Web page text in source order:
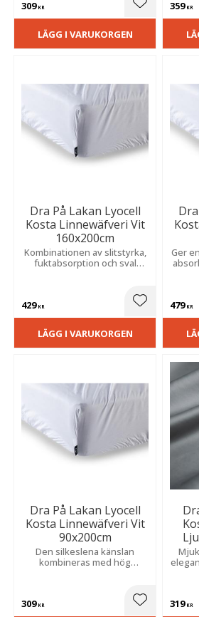
309KR Lägg till i
LÄGG I VARUKORGEN
359KR
Dra På Lakan Lyocell
Kosta Linnewäfveri Vit
160x200cm
Kombinationen av slitstyrka,
fuktabsorption och sval
429KR Lägg till i
LÄGG I VARUKORGEN
Ger
479KR
Dra På Lakan Lyocell
Kosta Linnewäfveri Vit
90x200cm
Den silkeslena känslan
kombineras med hög
309KR Lägg till i
319KR